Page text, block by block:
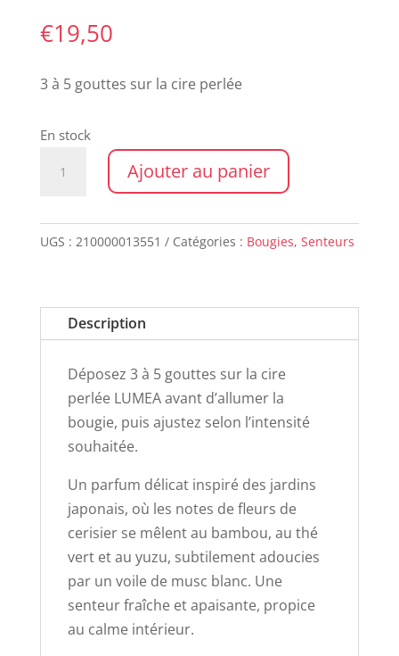
€19,50
3 à 5 gouttes sur la cire perlée
En stock
essentielle
Ajouter au panier
UGS : 210000013551 Catégories : Bougies, Senteurs
Description
Déposez 3 à 5 gouttes sur la cire
perlée LUMEA avant d’allumer la
bougie, puis ajustez selon l’intensité
souhaitée.
Un parfum délicat inspiré des jardins
japonais, où les notes de fleurs de
cerisier se mêlent au bambou, au thé
vert et au yuzu, subtilement adoucies
par un voile de musc blanc. Une
senteur fraîche et apaisante, propice
au calme intérieur.